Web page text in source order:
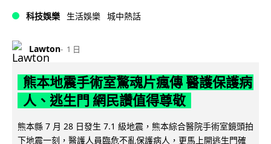
科技娛樂 生活娛樂 城中熱話
Lawton 1 日
熊本地震手術室驚魂片瘋傳 醫護保護病
人、逃生門 網民讚值得尊敬
熊本縣 7 月 28 日發生 7.1 級地震，熊本綜合醫院手術室鏡頭拍
下地震一刻，醫護人員臨危不亂保護病人，更馬上開逃生門確